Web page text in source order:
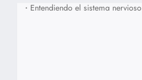
• Entendiendo el sistema nervioso